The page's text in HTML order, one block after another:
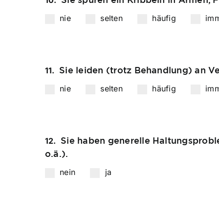
nie
selten häufig
11. Sie leiden (trotz Behandlung) an
nie
selten häufig
12. Sie haben generelle
o.ä.).
nein
ja